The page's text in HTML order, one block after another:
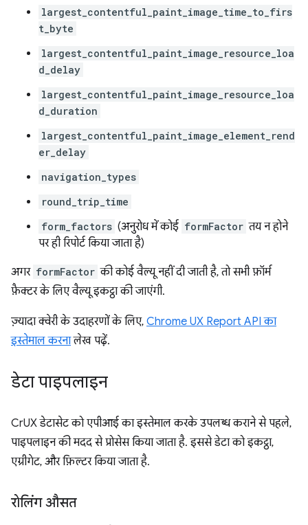
largest_contentful_paint_image_time_to_firs
t_byte
largest_contentful_paint_image_resource_loa
d_delay
largest_contentful_paint_image_resource_loa
d_duration
largest_contentful_paint_image_element_rend
er_delay
navigation_types
round_trip_time
form_factors (अनुरोध में कोई formFactor तय न होने
पर ही रिपोर्ट किया जाता है)
अगर formFactor की कोई वैल्यू नहीं दी जाती है, तो सभी फ़ॉर्म
फ़ैक्टर के लिए वैल्यू इकट्ठा की जाएंगी.
ज़्यादा क्वेरी के उदाहरणों के लिए, Chrome UX Report API का
इस्तेमाल करनालेख पढ़ें.
डेटा पाइपलाइन
CrUX डेटासेट को एपीआई का इस्तेमाल करके उपलब्ध कराने से पहले,
पाइपलाइन की मदद से प्रोसेस किया जाता है. इससे डेटा को इकट्ठा,
एग्रीगेट, और फ़िल्टर किया जाता है.
रोलिंग औसत